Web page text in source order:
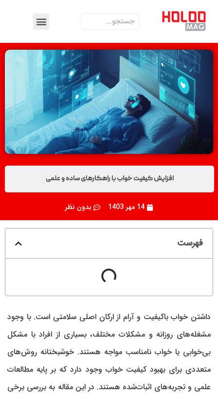
افزایش کیفیت خواب با راهکارهای ساده و علمی
14 مهر 1403 بدون نظر
فهرست
داشتن خواب باکیفیت و آرام از ارکان اصلی سلامتی است. با وجود
مشغله‌های روزانه و مشکلات مختلف، بسیاری از افراد با مشکل
بی‌خوابی یا خواب نامناسب مواجه هستند. خوشبختانه روش‌های
متعددی برای بهبود کیفیت خواب وجود دارد که بر پایه مطالعات
علمی و تجربه‌های اثبات‌شده هستند. در این مقاله به بررسی برخی